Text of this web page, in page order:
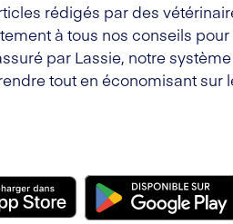
rédigés par des
à tous nos conseils
par Lassie, notre
tout en économisant sur